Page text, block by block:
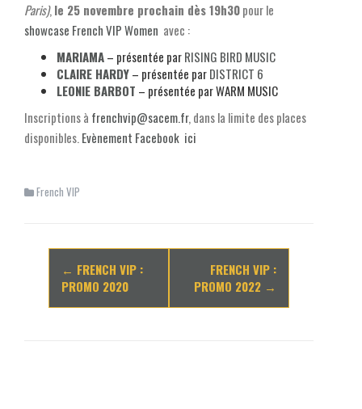
Paris), le 25 novembre prochain dès 19h30pour le
showcase French VIP Women avec :
MARIAMA– présentée parRISING BIRD MUSIC
CLAIRE HARDY– présentée parDISTRICT 6
LEONIE BARBOT – présentée par WARM MUSIC
Inscriptions à frenchvip@sacem.fr, dans la limite des places
disponibles. Evènement Facebook ici
French VIP
Navigation
d'article
← FRENCH VIP :
PROMO 2020
FRENCH VIP :
PROMO 2022 →